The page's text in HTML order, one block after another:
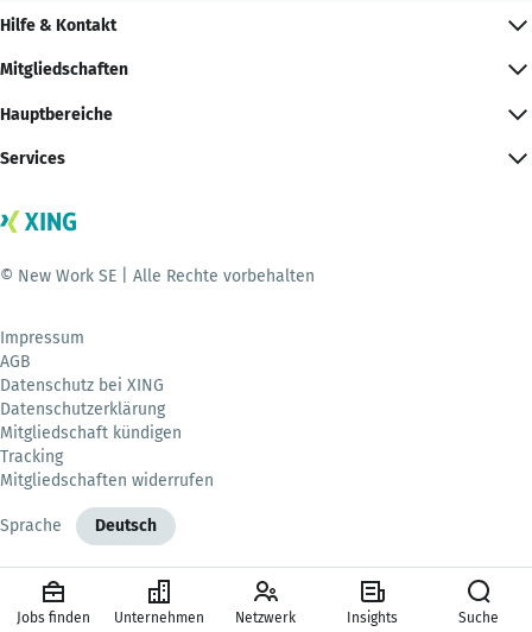
Hilfe & Kontakt
Mitgliedschaften
Hauptbereiche
Services
© New Work SE | Alle Rechte vorbehalten
Impressum
AGB
Datenschutz bei XING
Datenschutzerklärung
Mitgliedschaft kündigen
Tracking
Mitgliedschaften widerrufen
Sprache Deutsch
Jobs finden Unternehmen Netzwerk Insights Suche